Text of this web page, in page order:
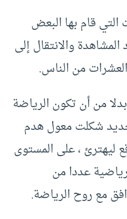
قام بها البعض
والانتقال إلى
من الناس.
من أن تكون الرياضة
شكلت معول هدم
ليهترئ ، على المستوى
عددا من
مع روح الرياضة.